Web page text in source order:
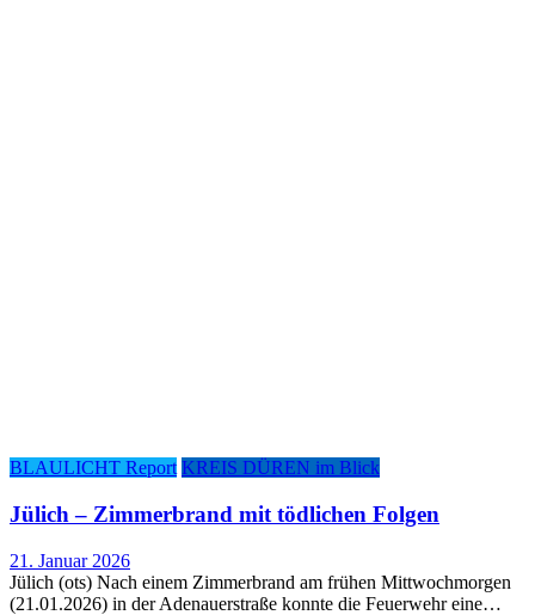
BLAULICHT Report KREIS DÜREN im Blick
Jülich – Zim­mer­brand mit töd­li­chen Folgen
21. Januar 2026
Jülich (ots) Nach einem Zimmerbrand am frühen Mittwochmorgen
(21.01.2026) in der Adenauerstraße konnte die Feuerwehr eine…